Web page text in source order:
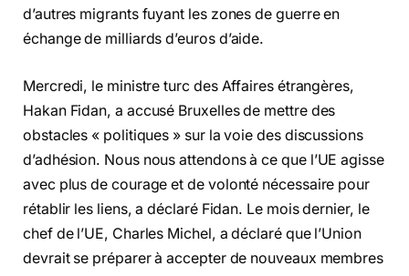
d’autres migrants fuyant les zones de guerre en
échange de milliards d’euros d’aide.
Mercredi, le ministre turc des Affaires étrangères,
Hakan Fidan, a accusé Bruxelles de mettre des
obstacles « politiques » sur la voie des discussions
d’adhésion. Nous nous attendons à ce que l’UE agisse
avec plus de courage et de volonté nécessaire pour
rétablir les liens, a déclaré Fidan. Le mois dernier, le
chef de l’UE, Charles Michel, a déclaré que l’Union
devrait se préparer à accepter de nouveaux membres